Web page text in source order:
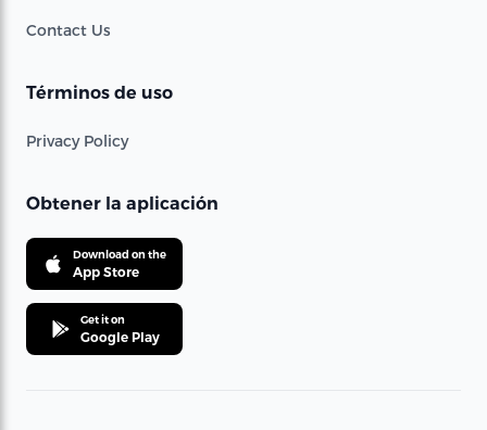
Contact Us
Términos de uso
Privacy Policy
Obtener la aplicación
Download on the
App Store
Get it on
Google Play